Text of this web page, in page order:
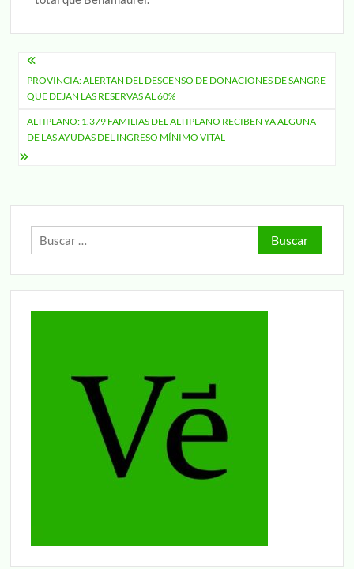
Navegación
de
entradas
PROVINCIA: ALERTAN DEL DESCENSO DE DONACIONES DE SANGRE
QUE DEJAN LAS RESERVAS AL 60%
ALTIPLANO: 1.379 FAMILIAS DEL ALTIPLANO RECIBEN YA ALGUNA
DE LAS AYUDAS DEL INGRESO MÍNIMO VITAL
Buscar: